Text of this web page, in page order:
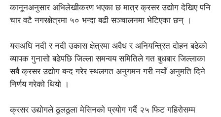
कानूनअनुसार अभिलेखीकरण भएका छ मात्र क्रसर उद्योग देखिए पनि
चार वटै नगरक्षेत्रमा ५० भन्दा बढी सञ्चालनमा भेटिएका छन् ।
यसअघि नदी र नदी उकास क्षेत्रमा अवैध र अनियन्त्रित दोहन बढेको
व्यापक गुनासो बढेपछि जिल्ला समन्वय समितिले गत बुधबार जिल्लाका
सबै क्रसर उद्योग बन्द गरेर स्थलगत अनुगमन गरी नयाँ अनुमति दिने
निर्णय गरेको थियो ।
क्रसर उद्योगले ठूलठूला मेसिनको प्रयोग गर्दै २५ फिट गहिरोसम्म